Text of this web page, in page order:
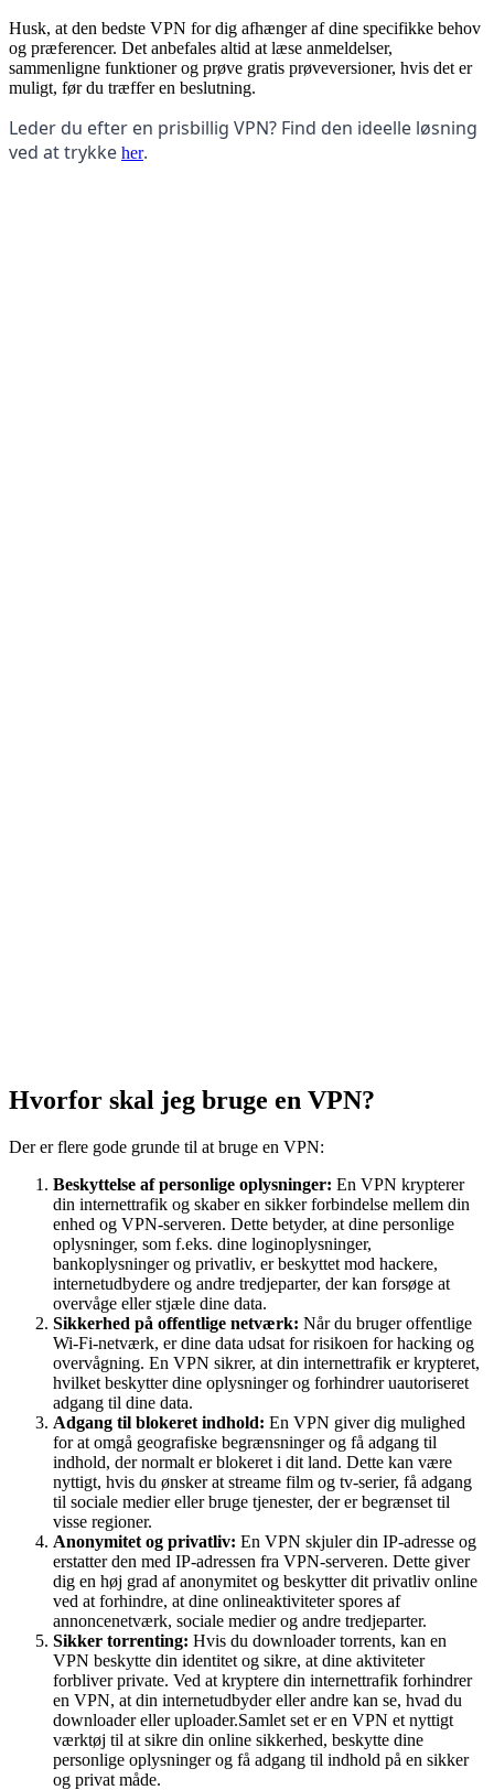
Husk, at den bedste VPN for dig afhænger af dine specifikke behov
og præferencer. Det anbefales altid at læse anmeldelser,
sammenligne funktioner og prøve gratis prøveversioner, hvis det er
muligt, før du træffer en beslutning.
Leder du efter en prisbillig VPN? Find den ideelle løsning
ved at trykke her.
Hvorfor skal jeg bruge en VPN?
Der er flere gode grunde til at bruge en VPN:
Beskyttelse af personlige oplysninger: En VPN krypterer
din internettrafik og skaber en sikker forbindelse mellem din
enhed og VPN-serveren. Dette betyder, at dine personlige
oplysninger, som f.eks. dine loginoplysninger,
bankoplysninger og privatliv, er beskyttet mod hackere,
internetudbydere og andre tredjeparter, der kan forsøge at
overvåge eller stjæle dine data.
Sikkerhed på offentlige netværk: Når du bruger offentlige
Wi-Fi-netværk, er dine data udsat for risikoen for hacking og
overvågning. En VPN sikrer, at din internettrafik er krypteret,
hvilket beskytter dine oplysninger og forhindrer uautoriseret
adgang til dine data.
Adgang til blokeret indhold: En VPN giver dig mulighed
for at omgå geografiske begrænsninger og få adgang til
indhold, der normalt er blokeret i dit land. Dette kan være
nyttigt, hvis du ønsker at streame film og tv-serier, få adgang
til sociale medier eller bruge tjenester, der er begrænset til
visse regioner.
Anonymitet og privatliv: En VPN skjuler din IP-adresse og
erstatter den med IP-adressen fra VPN-serveren. Dette giver
dig en høj grad af anonymitet og beskytter dit privatliv online
ved at forhindre, at dine onlineaktiviteter spores af
annoncenetværk, sociale medier og andre tredjeparter.
Sikker torrenting: Hvis du downloader torrents, kan en
VPN beskytte din identitet og sikre, at dine aktiviteter
forbliver private. Ved at kryptere din internettrafik forhindrer
en VPN, at din internetudbyder eller andre kan se, hvad du
downloader eller uploader.Samlet set er en VPN et nyttigt
værktøj til at sikre din online sikkerhed, beskytte dine
personlige oplysninger og få adgang til indhold på en sikker
og privat måde.